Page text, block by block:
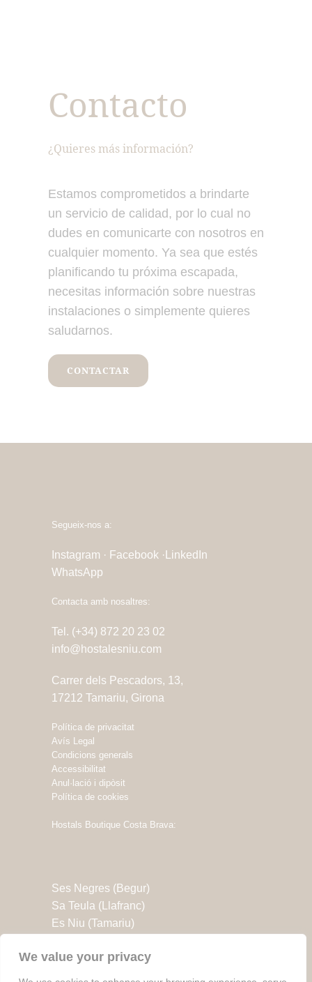
We value your privacy
Contacto
¿Quieres más información?
Estamos comprometidos a brindarte
un servicio de calidad, por lo cual no
dudes en comunicarte con nosotros en
cualquier momento. Ya sea que estés
planificando tu próxima escapada,
necesitas información sobre nuestras
instalaciones o simplemente quieres
saludarnos.
CONTACTAR
Segueix-nos a:
Instagram · Facebook · LinkedIn
WhatsApp
Contacta amb nosaltres:
Tel. (+34) 872 20 23 02
info@hostalesniu.com
Carrer dels Pescadors, 13,
17212 Tamariu, Girona
Política de privacitat
Avís Legal
Condicions generals
Accessibilitat
Anul·lació i dipòsit
Política de cookies
Hostals Boutique Costa Brava:
Ses Negres (Begur)
Sa Teula (Llafranc)
Es Niu (Tamariu)
Sa Nansa (Tossa de Mar)